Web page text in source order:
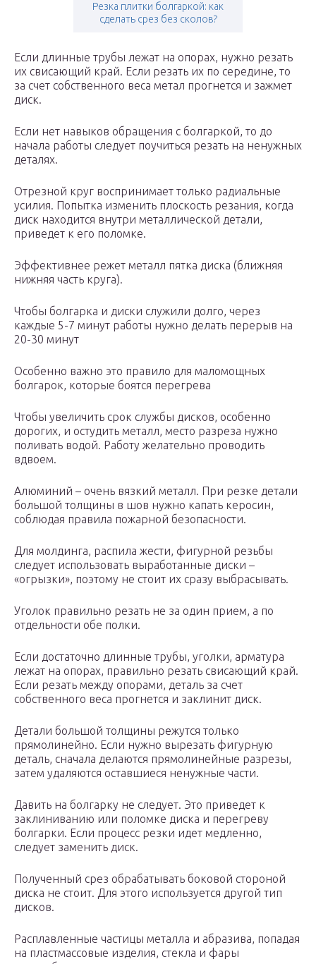
Резка плитки болгаркой: как
сделать срез без сколов?
Если длинные трубы лежат на опорах, нужно резать
их свисающий край. Если резать их по середине, то
за счет собственного веса метал прогнется и зажмет
диск.
Если нет навыков обращения с болгаркой, то до
начала работы следует поучиться резать на ненужных
деталях.
Отрезной круг воспринимает только радиальные
усилия. Попытка изменить плоскость резания, когда
диск находится внутри металлической детали,
приведет к его поломке.
Эффективнее режет металл пятка диска (ближняя
нижняя часть круга).
Чтобы болгарка и диски служили долго, через
каждые 5-7 минут работы нужно делать перерыв на
20-30 минут
Особенно важно это правило для маломощных
болгарок, которые боятся перегрева
Чтобы увеличить срок службы дисков, особенно
дорогих, и остудить металл, место разреза нужно
поливать водой. Работу желательно проводить
вдвоем.
Алюминий – очень вязкий металл. При резке детали
большой толщины в шов нужно капать керосин,
соблюдая правила пожарной безопасности.
Для молдинга, распила жести, фигурной резьбы
следует использовать выработанные диски –
«огрызки», поэтому не стоит их сразу выбрасывать.
Уголок правильно резать не за один прием, а по
отдельности обе полки.
Если достаточно длинные трубы, уголки, арматура
лежат на опорах, правильно резать свисающий край.
Если резать между опорами, деталь за счет
собственного веса прогнется и заклинит диск.
Детали большой толщины режутся только
прямолинейно. Если нужно вырезать фигурную
деталь, сначала делаются прямолинейные разрезы,
затем удаляются оставшиеся ненужные части.
Давить на болгарку не следует. Это приведет к
заклиниванию или поломке диска и перегреву
болгарки. Если процесс резки идет медленно,
следует заменить диск.
Полученный срез обрабатывать боковой стороной
диска не стоит. Для этого используется другой тип
дисков.
Расплавленные частицы металла и абразива, попадая
на пластмассовые изделия, стекла и фары